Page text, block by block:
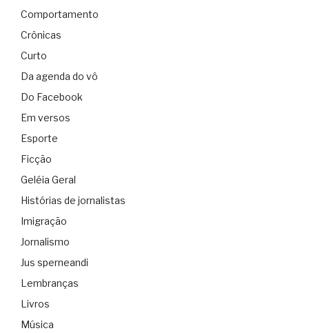
Comportamento
Crônicas
Curto
Da agenda do vô
Do Facebook
Em versos
Esporte
Ficção
Geléia Geral
Histórias de jornalistas
Imigração
Jornalismo
Jus sperneandi
Lembranças
Livros
Música